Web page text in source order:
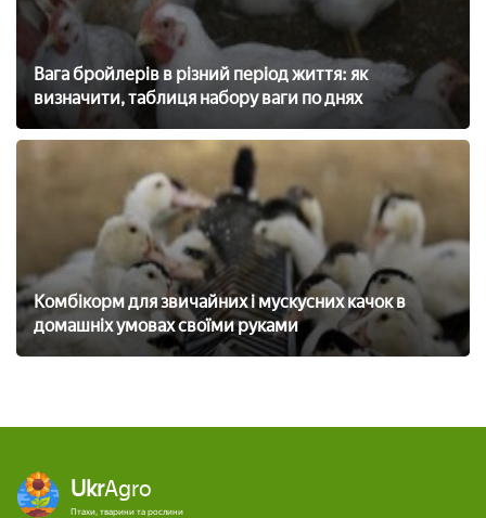
Вага бройлерів в різний період життя: як
визначити, таблиця набору ваги по днях
Комбікорм для звичайних і мускусних качок в
домашніх умовах своїми руками
UkrAgro
Птахи, тварини та рослини